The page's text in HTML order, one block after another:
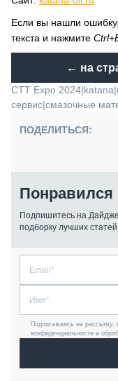
Если вы нашли
текста и нажмите
← на
CTT Expo 2024|katana|
сервис|смазочные
ПОДЕЛИТЬСЯ:
Понравился
Подпишитесь на
подборку лучших
Подписываясь на рассылку,
конфиденциальности и